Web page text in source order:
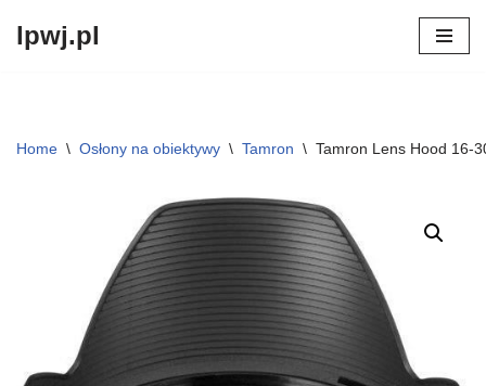
lpwj.pl
Home \ Osłony na obiektywy \ Tamron \ Tamron Lens Hood 16-